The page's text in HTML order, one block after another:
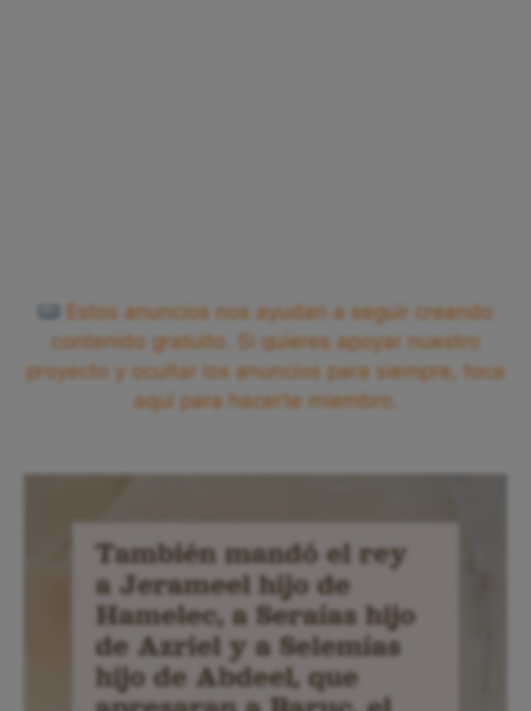
Estos anuncios nos ayudan a seguir creando
contenido gratuito. Si quieres apoyar nuestro
proyecto y ocultar los anuncios para siempre, toca
aquí para hacerte miembro.